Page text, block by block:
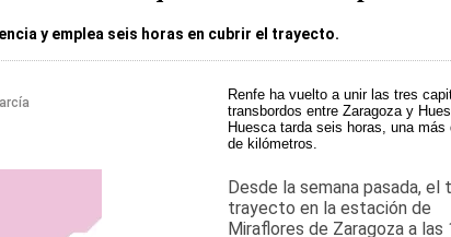
y emplea seis horas en cubrir el trayecto.
Renfe ha vuelto a unir las tres
transbordos entre Zaragoza y
Huesca tarda seis horas, una
de kilómetros.
Desde la semana pasada, el
trayecto en la estación de
Miraflores de Zaragoza a